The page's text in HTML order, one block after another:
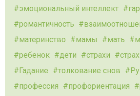
эмоциональный интеллект
романтичность
материнство
мамы мать
ребенок
дети страхи
Гадание
толкование снов
профессия
профориентация